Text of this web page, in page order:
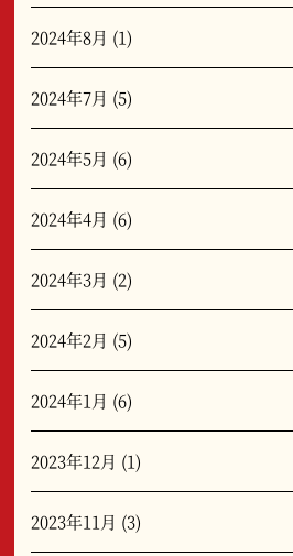
2024年8月 (1)
2024年7月 (5)
2024年5月 (6)
2024年4月 (6)
2024年3月 (2)
2024年2月 (5)
2024年1月 (6)
2023年12月 (1)
2023年11月 (3)